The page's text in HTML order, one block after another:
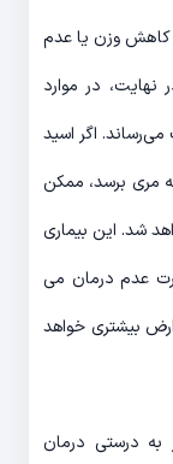
کاهش وزن یا عدم
نهایت، در موارد
اگر اسید
مری برسد، ممکن
شد. این بیماری
عدم درمان می
بیشتری خواهد
به درستی درمان